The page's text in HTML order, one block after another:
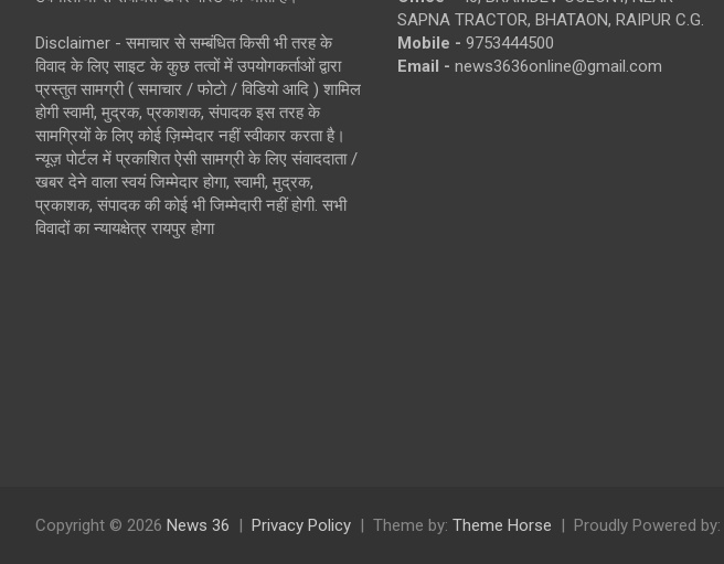
Disclaimer - समाचार से सम्बंधित किसी भी तरह के
विवाद के लिए साइट के कुछ तत्वों में उपयोगकर्ताओं द्वारा
प्रस्तुत सामग्री ( समाचार / फोटो / विडियो आदि ) शामिल
होगी स्वामी, मुद्रक, प्रकाशक, संपादक इस तरह के
सामग्रियों के लिए कोई ज़िम्मेदार नहीं स्वीकार करता है।
न्यूज़ पोर्टल में प्रकाशित ऐसी सामग्री के लिए संवाददाता /
खबर देने वाला स्वयं जिम्मेदार होगा, स्वामी, मुद्रक,
प्रकाशक, संपादक की कोई भी जिम्मेदारी नहीं होगी. सभी
विवादों का न्यायक्षेत्र रायपुर होगा
SAPNA TRACTOR, BHATAON, RAIPUR C.G.
Mobile - 9753444500
Email - news3636online@gmail.com
Copyright © 2026 News 36 Privacy Policy Theme by: Theme Horse Proudly Powered by: